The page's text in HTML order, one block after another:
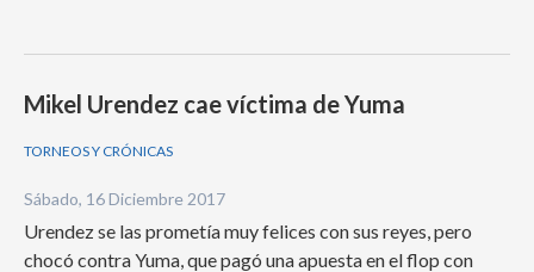
Mikel Urendez cae víctima de Yuma
TORNEOS Y CRÓNICAS
Sábado, 16 Diciembre 2017
Urendez se las prometía muy felices con sus reyes, pero
chocó contra Yuma, que pagó una apuesta en el flop con